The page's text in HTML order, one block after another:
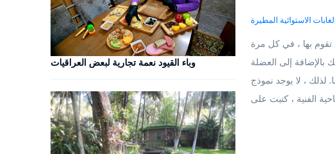
وباء القيود نعمة تجارية لبعض العراقيات
الاستوائية المطيرة
بها ، في كل مرة
بالإضافة إلى العضلة
لذلك ، لا يوجد نموذج